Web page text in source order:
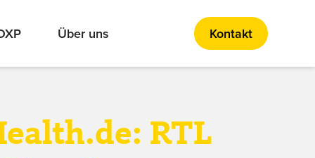
Über uns Kontakt
RTL